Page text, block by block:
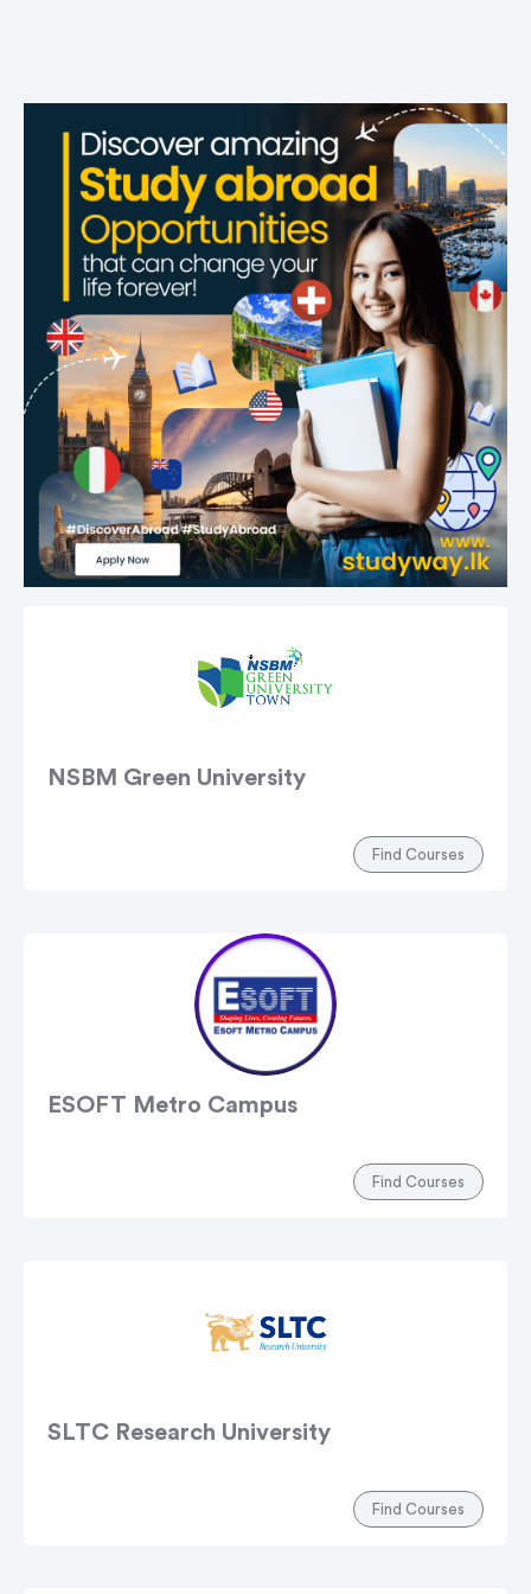
NSBM Green University
Find Courses
ESOFT Metro Campus
Find Courses
SLTC Research University
Find Courses